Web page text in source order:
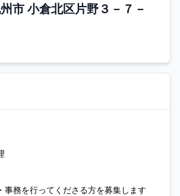
市 小倉北区片野３－７－
事務を行ってくださる方を募集します